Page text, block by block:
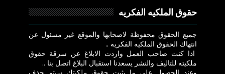
حقوق الملكيه الفكريه
جميع الحقوق محفوظة لاصحابها والموقع غير مسئول عن
انتهاك الحقوق الملكيه الفكريه ..
اذا كنت صاحب العمل واردت الابلاغ عن سرقة حقوق
ملكيته للتاليف والنشر يسعدنا استقبال البلاغ اتصل بنا ..